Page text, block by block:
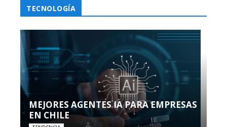
TECNOLOGÍA
MEJORES AGENTES IA PARA EMPRESAS
EN CHILE